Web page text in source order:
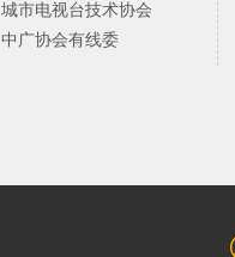
城市电视台技术协会
中广协会有线委